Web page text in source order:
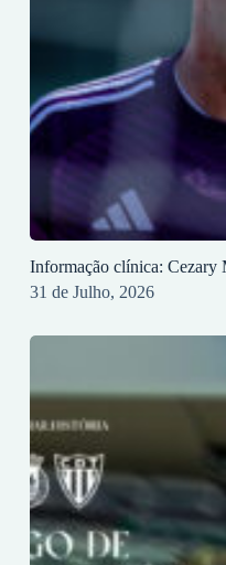
Informação clínica: Cezary
31 de Julho, 2026